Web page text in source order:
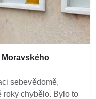
sebevědomě,
roky chybělo. Bylo to